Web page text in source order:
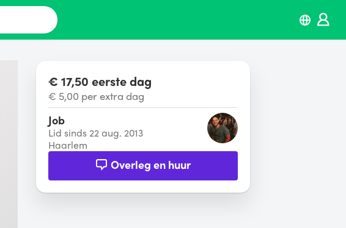
€ 17,50 eerste dag
€ 5,00 per extra dag
Job
Lid sinds 22 aug. 2013
Haarlem
Overleg en huur